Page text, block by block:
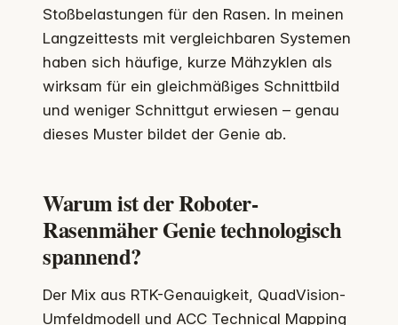
Stoßbelastungen für den Rasen. In meinen
Langzeittests mit vergleichbaren Systemen
haben sich häufige, kurze Mähzyklen als
wirksam für ein gleichmäßiges Schnittbild
und weniger Schnittgut erwiesen – genau
dieses Muster bildet der Genie ab.
Warum ist der Roboter-
Rasenmäher Genie technologisch
spannend?
Der Mix aus RTK-Genauigkeit, QuadVision-
Umfeldmodell und ACC Technical Mapping